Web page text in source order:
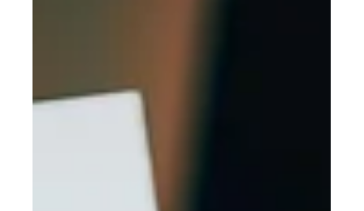
está cambiando el mercado
de mascotas en Lima